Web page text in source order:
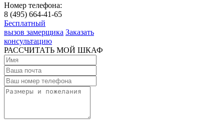
Номер телефона:
8 (495) 664-41-65
Бесплатный
вызов замерщика Заказать
консультацию
РАССЧИТАТЬ МОЙ ШКАФ